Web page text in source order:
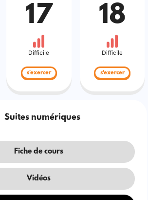
17
Difficile
s'exercer
18
Difficile
s'exercer
Suites numériques
Fiche de cours
Vidéos